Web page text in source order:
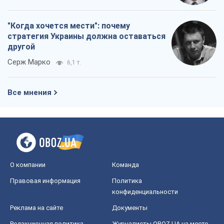
"Когда хочется мести": почему
стратегия Украины должна оставаться
другой
Серж Марко 6,1 т.
Все мнения
О компании Команда
Правовая информация
Политика
конфиденциальности
Реклама на сайте Документы